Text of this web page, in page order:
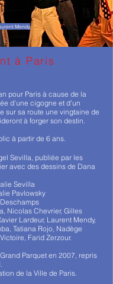
Mendy
à Paris
pour Paris à cause de la
d’une cigogne et d’un
sur sa route une vingtaine de
à forger son destin.
à partir de 6 ans.
Sevilla, publiée par les
avec des dessins de Dana
Sevilla
Pavlowsky
Nicolas Chevrier, Gilles
Lardeur, Laurent Mendy,
Tatiana Rojo, Nadège
Farid Zerzour.
Parquet en 2007, repris
de la Ville de Paris.